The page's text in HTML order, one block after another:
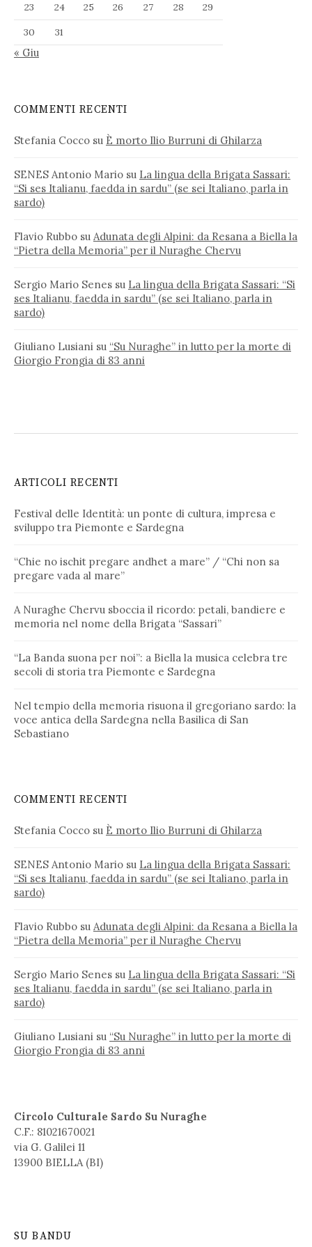
23
24 25 26 27 28
29
30
31
« Giu
COMMENTI RECENTI
Stefania Cocco su È morto Ilio Burruni di Ghilarza
SENES Antonio Mario su La lingua della Brigata Sassari:
“Si ses Italianu, faedda in sardu” (se sei Italiano, parla in
sardo)
Flavio Rubbo su Adunata degli Alpini: da Resana a Biella la
“Pietra della Memoria” per il Nuraghe Chervu
Sergio Mario Senes su La lingua della Brigata Sassari: “Si
ses Italianu, faedda in sardu” (se sei Italiano, parla in
sardo)
Giuliano Lusiani su “Su Nuraghe” in lutto per la morte di
Giorgio Frongia di 83 anni
ARTICOLI RECENTI
Festival delle Identità: un ponte di cultura, impresa e
sviluppo tra Piemonte e Sardegna
“Chie no ischit pregare andhet a mare” / “Chi non sa
pregare vada al mare”
A Nuraghe Chervu sboccia il ricordo: petali, bandiere e
memoria nel nome della Brigata “Sassari”
“La Banda suona per noi”: a Biella la musica celebra tre
secoli di storia tra Piemonte e Sardegna
Nel tempio della memoria risuona il gregoriano sardo: la
voce antica della Sardegna nella Basilica di San
Sebastiano
COMMENTI RECENTI
Stefania Cocco su È morto Ilio Burruni di Ghilarza
SENES Antonio Mario su La lingua della Brigata Sassari:
“Si ses Italianu, faedda in sardu” (se sei Italiano, parla in
sardo)
Flavio Rubbo su Adunata degli Alpini: da Resana a Biella la
“Pietra della Memoria” per il Nuraghe Chervu
Sergio Mario Senes su La lingua della Brigata Sassari: “Si
ses Italianu, faedda in sardu” (se sei Italiano, parla in
sardo)
Giuliano Lusiani su “Su Nuraghe” in lutto per la morte di
Giorgio Frongia di 83 anni
Circolo Culturale Sardo Su Nuraghe
C.F.: 81021670021
via G. Galilei 11
13900 BIELLA (BI)
SU BANDU